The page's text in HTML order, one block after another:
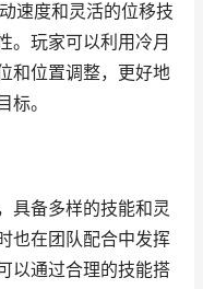
速度和灵活的位移技
。玩家可以利用冷月
和位置调整，更好地
。
具备多样的技能和灵
也在团队配合中发挥
以通过合理的技能搭